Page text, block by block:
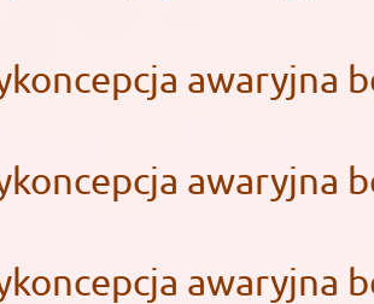
awaryjna
awaryjna
awaryjna